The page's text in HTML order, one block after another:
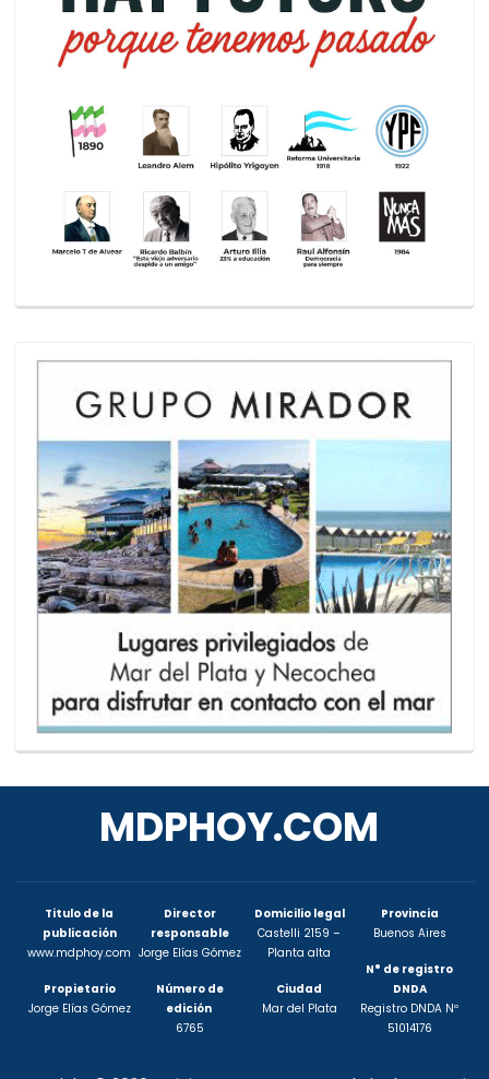
MDPHOY.COM
Titulo de la
publicación
www.mdphoy.com
Propietario
Jorge Elías Gómez
Director
responsable
Jorge Elías Gómez
Número de
edición
6765
Domicilio legal
Castelli 2159 –
Planta alta
Ciudad
Mar del Plata
Provincia
Buenos Aires
N° de registro
DNDA
Registro DNDA Nº
51014176